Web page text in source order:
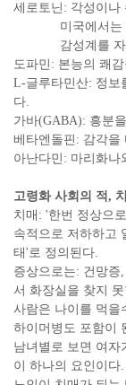
세로토닌: 각성이나
미국에서는 약
감성계를 자극
도파민: 본능의 쾌
L-글루타민산: 정보
다.
가바(GABA): 흥분
베타엔돌핀: 감각을
아난다민: 마리화나
고령화 사회의 적,
치매: '한번 정상으
속적으로 저하하고
태'로 정의된다.
증상으로는: 건망증
서 화장실을 찾지
사람은 나이를 먹을
하이머병도 포함이
남녀별로 보면 여자
이 하나의 요인이다.